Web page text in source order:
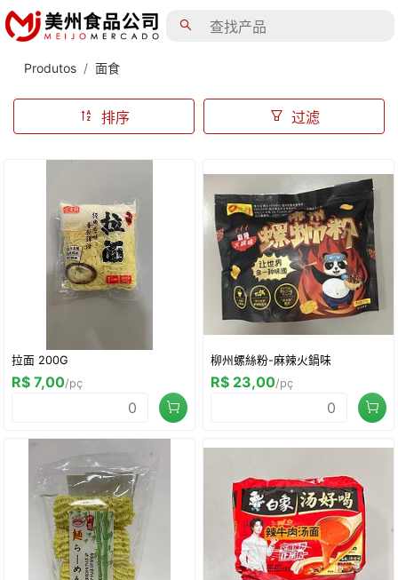
Produtos 面食
排序 过滤
拉面 200G
R$ 7,00/pç
柳州螺絲粉-麻辣火鍋味
R$ 23,00/pç